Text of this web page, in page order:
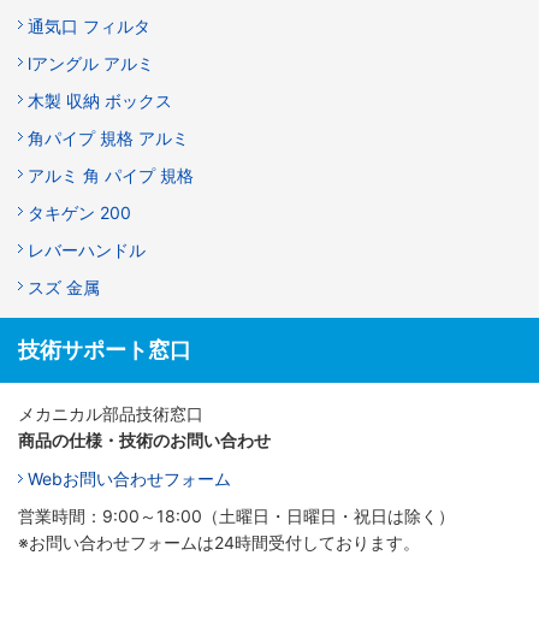
通気口 フィルタ
lアングル アルミ
木製 収納 ボックス
角パイプ 規格 アルミ
アルミ 角 パイプ 規格
タキゲン 200
レバーハンドル
スズ 金属
技術サポート窓口
メカニカル部品技術窓口
商品の仕様・技術のお問い合わせ
Webお問い合わせフォーム
営業時間：9:00～18:00（土曜日・日曜日・祝日は除く）
※お問い合わせフォームは24時間受付しております。